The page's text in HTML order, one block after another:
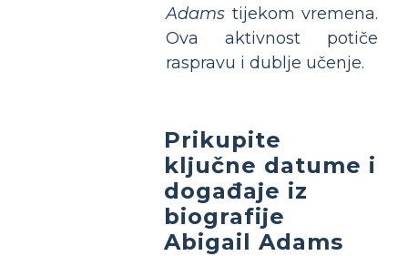
Adams tijekom vremena.
Ova aktivnost potiče
raspravu i dublje učenje.
Prikupite
ključne datume i
događaje iz
biografije
Abigail Adams